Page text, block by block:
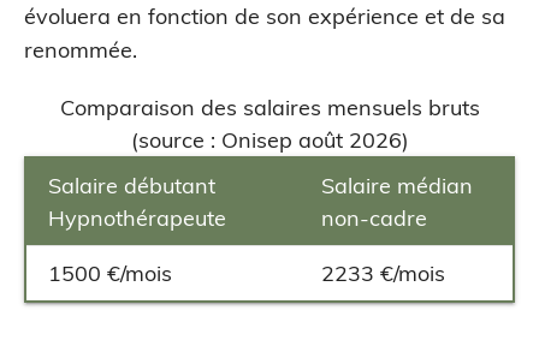
évoluera en fonction de son expérience et de sa
renommée.
Comparaison des salaires mensuels bruts
(source : Onisep août 2026)
Salaire débutant
Hypnothérapeute
Salaire médian
non-cadre
1500 €/mois
2233 €/mois